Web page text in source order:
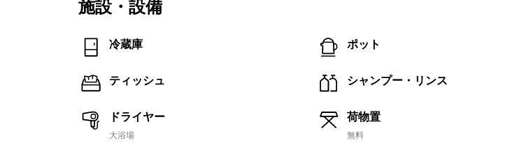
施設・設備
冷蔵庫 ポット
ティッシュ シャンプー・リンス
ドライヤー
大浴場
荷物置
無料